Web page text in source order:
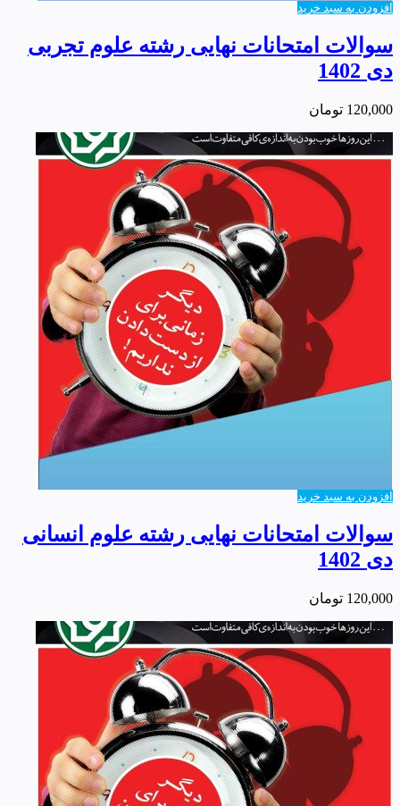
افزودن به سبد خرید
سوالات امتحانات نهایی رشته علوم تجربی
دی 1402
120,000 تومان
افزودن به سبد خرید
سوالات امتحانات نهایی رشته علوم انسانی
دی 1402
120,000 تومان